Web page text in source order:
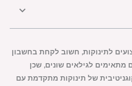
לתינוקות, חשוב לקחת בחשבון
מתאימים לגילאים שונים, שכן
של תינוקות מתקדמת עם